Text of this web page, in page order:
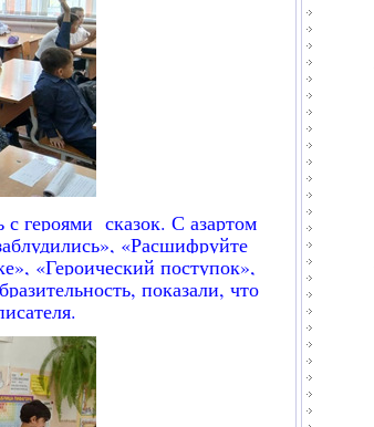
с героями сказок. С азартом
«Расшифруйте
«Героический поступок»,
показали, что